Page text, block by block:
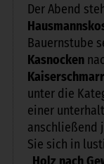
Der Abend
Bauernstube
Kasnocken
unter die
einer
anschließend
Sie sich in
„Holz nach